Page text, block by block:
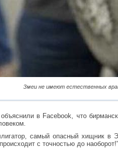
Змеи не имеют естественных
в Facebook, что
самый опасный хищник в
с точностью до наоборот!"